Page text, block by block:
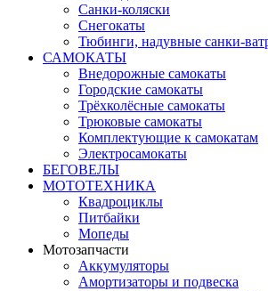
Санки-коляски
Снегокаты
Тюбинги, надувные санки-
САМОКАТЫ
Внедорожные самокаты
Городские самокаты
Трёхколёсные самокаты
Трюковые самокаты
Комплектующие к самокатам
Электросамокаты
БЕГОВЕЛЫ
МОТОТЕХНИКА
Квадроциклы
Питбайки
Мопеды
Мотозапчасти
Аккумуляторы
Амортизаторы и подвеска